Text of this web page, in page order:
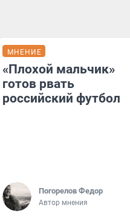
МНЕНИЕ
«Плохой мальчик»
готов рвать
российский футбол
Погорелов Федор
Автор мнения